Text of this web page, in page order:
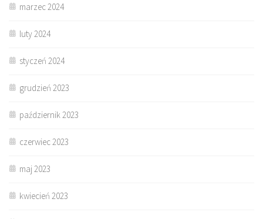
marzec 2024
luty 2024
styczeń 2024
grudzień 2023
październik 2023
czerwiec 2023
maj 2023
kwiecień 2023